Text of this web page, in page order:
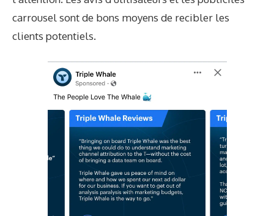
carrousel sont de bons moyens de recibler les
clients potentiels.